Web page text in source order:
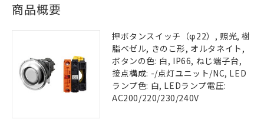
商品概要
押ボタンスイッチ（φ22）, 照光, 樹
脂ベゼル, きのこ形, オルタネイト,
ボタンの色: 白, IP66, ねじ端子台,
接点構成: -/点灯ユニット/NC, LED
ランプ色: 白, LEDランプ電圧:
AC200/220/230/240V